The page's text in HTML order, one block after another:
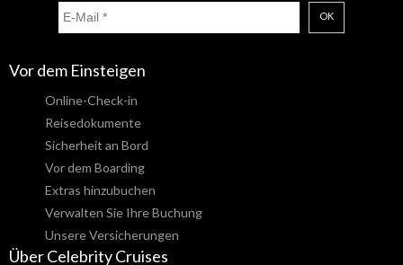
OK
Vor dem Einsteigen
Online-Check-in
Reisedokumente
Sicherheit an Bord
Vor dem Boarding
Extras hinzubuchen
Verwalten Sie Ihre Buchung
Unsere Versicherungen
Über Celebrity Cruises